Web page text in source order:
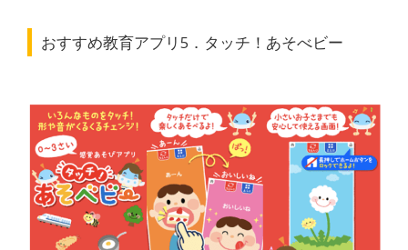
おすすめ教育アプリ5．タッチ！あそべビー